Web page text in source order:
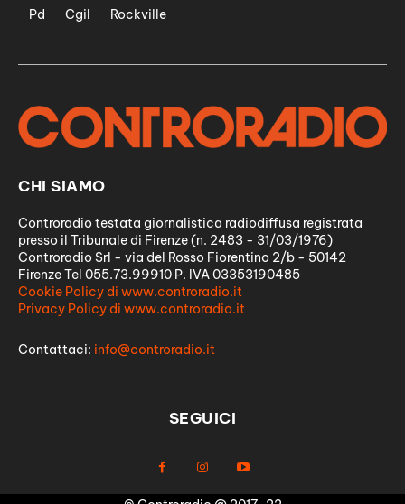
Pd
Cgil Rockville
CHI SIAMO
Controradio testata giornalistica radiodiffusa registrata
presso il Tribunale di Firenze (n. 2483 - 31/03/1976)
Controradio Srl - via del Rosso Fiorentino 2/b - 50142
Firenze Tel 055.73.99910 P. IVA 03353190485
Cookie Policy di www.controradio.it
Privacy Policy di www.controradio.it
Contattaci: info@controradio.it
SEGUICI